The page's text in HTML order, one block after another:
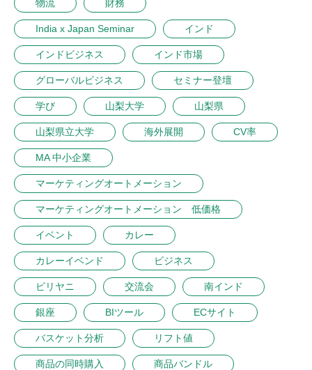
物流 財務
India x Japan Seminar インド
インドビジネス インド市場
グローバルビジネス セミナー登壇
学び 山梨大学 山梨県
山梨県立大学 海外展開 CV率
MA 中小企業
マーケティングオートメーション
マーケティングオートメーション 低価格
イベント カレー
カレーイベンド ビジネス
ビリヤニ 交流会 南インド
銀座 BIツール ECサイト
バスケット分析 リフト値
商品の同時購入 商品バンドル